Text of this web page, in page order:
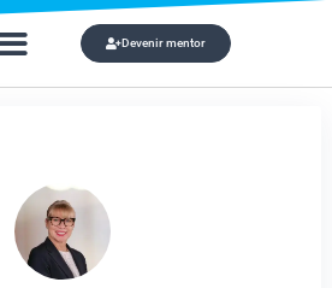
Devenir mentor